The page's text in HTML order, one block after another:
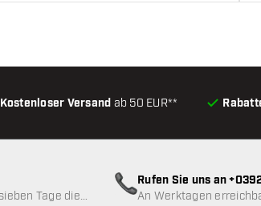
Kostenloser Versand ab 50 EUR**
nicht verfügbar
Tage die
Rufen Sie uns an
An Werktagen